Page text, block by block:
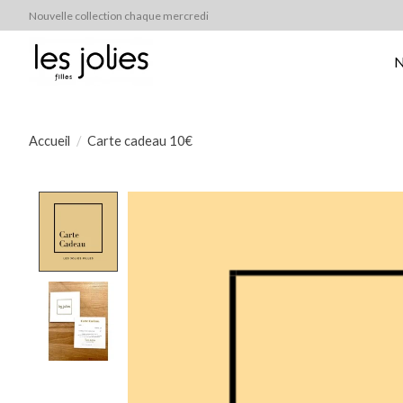
Nouvelle collection chaque mercredi
Accueil / Carte cadeau 10€